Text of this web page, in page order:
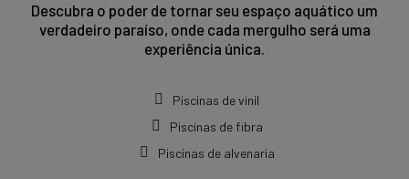
Descubra o poder de tornar seu espaço aquático um
verdadeiro paraíso, onde cada mergulho será uma
experiência única.
Piscinas de vinil
Piscinas de fibra
Piscinas de alvenaria